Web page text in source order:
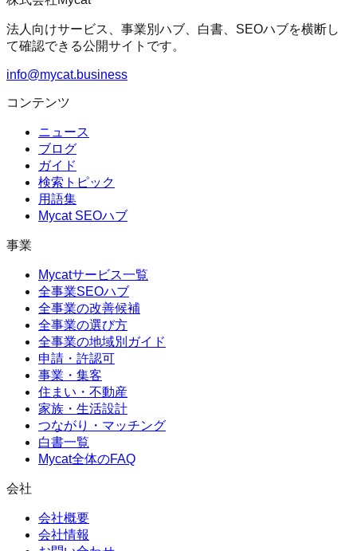
法人向けサービス、事業別ハブ、白書、SEOハブを横断し
て確認できる公開サイトです。
info@mycat.business
コンテンツ
ニュース
ブログ
ガイド
検索トピック
用語集
Mycat SEOハブ
事業
Mycatサービス一覧
全事業SEOハブ
全事業の改善候補
全事業の選び方
全事業の地域別ガイド
申請・許認可
事業・集客
住まい・不動産
家族・生活設計
つながり・マッチング
白書一覧
Mycat全体のFAQ
会社
会社概要
会社情報